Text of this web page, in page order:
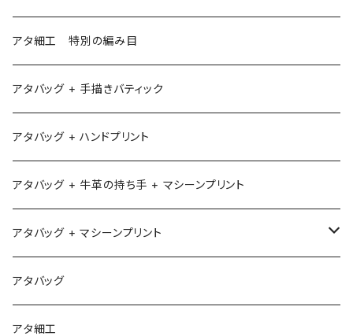
アタ細工 特別の編み目
アタバッグ + 手描きバティック
アタバッグ + ハンドプリント
アタバッグ + 牛革の持ち手 + マシーンプリント
アタバッグ + マシーンプリント
1
2
アタバッグ
アタ細工